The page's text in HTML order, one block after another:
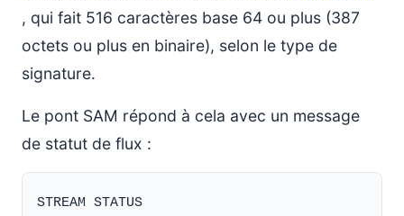
, qui fait 516 caractères base 64 ou plus (387
octets ou plus en binaire), selon le type de
signature.
Le pont SAM répond à cela avec un message
de statut de flux :
STREAM STATUS